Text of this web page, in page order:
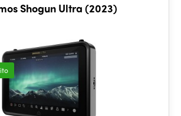
Shogun Ultra (2023)